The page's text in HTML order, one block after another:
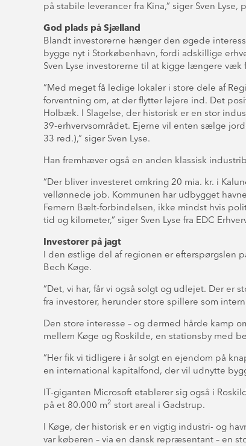
på stabile leverancer fra Kina,” siger Sven
God plads på Sjælland
Blandt investorerne hænger den øgede
bygge nyt i Storkøbenhavn, fordi adskillige
Sven Lyse investorerne til at kigge længere
”Med meget få ledige lokaler i store dele af
forventning om, at der flytter lejere ind. Det
Holbæk. I Slagelse, der historisk er en stor
39-erhvervsområdet. Ejerne vil enten sælge
33 red.),” siger Sven Lyse.
Han fremhæver også en anden klassisk
”Der bliver investeret omkring 20 mia. kr. i
vellønnede job. Kommunen har udbygget
Femern Bælt-forbindelsen, ikke mindst hvis
tid og kilometer,” siger Sven Lyse fra EDC
Investorer på jagt
I den østlige del af regionen er efterspørgslen
Bech Køge.
”Det, vi har, får vi også solgt og udlejet. Der er
fra investorer, herunder store spillere som
Den store interesse – og dermed hårde kamp
mellem Køge og Roskilde, en stationsby med
”Her fik vi tidligere i år solgt en ejendom på
en international kapitalfond, der vil udnytte
IT-giganten Microsoft etablerer sig også i
på et 80.000 m2 stort areal i Gadstrup.
I Køge, der historisk er en vigtig industri- og
var køberen – via en dansk repræsentant – en